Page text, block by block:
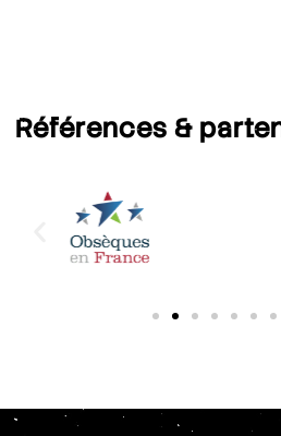
Références&